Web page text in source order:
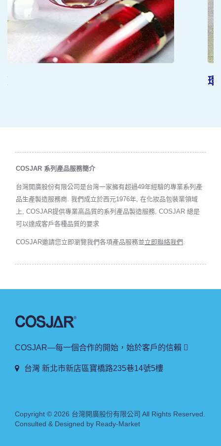
COSJAR 系列產品服務簡介
台灣開廣股份有限公司是台灣一家擁有超過49年經驗的專業系列產
品生產製造服務商. 我們成立於西元1976年, 在化妝品包裝業領域
上, COSJAR提供專業高品質的系列產品製造服務, COSJAR 總是
可以達成客戶各種品質的要求
COSJAR邀請您立即瀏覽我們各項產品服務並立即聯絡我們 .
COSJAR—每一個合作的開始，始於客戶的信賴 
台灣 新北市新店區寶橋路235巷14號5樓
Copyright © 2026 台灣開廣股份有限公司 All Rights Reserved.
Consulted & Designed by Ready-Market